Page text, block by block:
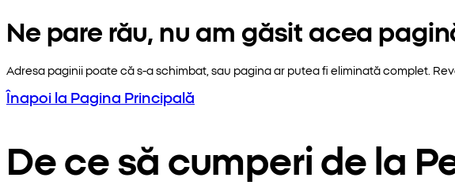
Ne pare rău, nu am găsit acea
Adresa paginii poate că s-a schimbat, sau pagina ar putea fi eliminată complet.
Înapoi la Pagina Principală
De ce să cumperi de la